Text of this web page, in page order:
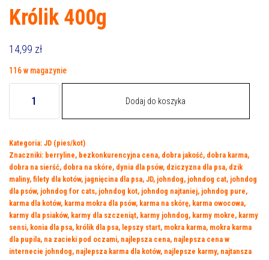
Królik 400g
14,99 zł
116 w magazynie
JOHNDOG
for
MUS
Królik
400g
Dodaj do koszyka
Kategoria: JD (pies/kot)
Znaczniki: berryline, bezkonkurencyjna cena, dobra jakość, dobra karma,
dobra na sierść, dobra na skóre, dynia dla psów, dziczyzna dla psa, dzik
maliny, filety dla kotów, jagnięcina dla psa, JD, johndog, johndog cat, johndog
dla psów, johndog for cats, johndog kot, johndog najtaniej, johndog pure,
karma dla kotów, karma mokra dla psów, karma na skórę, karma owocowa,
karmy dla psiaków, karmy dla szczeniąt, karmy johndog, karmy mokre, karmy
sensi, konia dla psa, królik dla psa, lepszy start, mokra karma, mokra karma
dla pupila, na zacieki pod oczami, najlepsza cena, najlepsza cena w
internecie johndog, najlepsza karma dla kotów, najlepsze karmy, najtansza